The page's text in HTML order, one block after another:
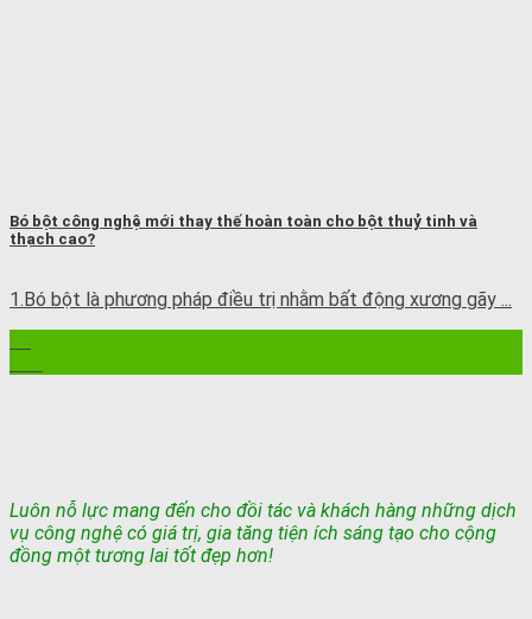
Bó bột công nghệ mới thay thế hoàn toàn cho bột thuỷ tinh và
thạch cao?
1.Bó bột là phương pháp điều trị nhằm bất động xương gãy ...
Luôn nỗ lực mang đến cho đồi tác và khách hàng những dịch
vụ công nghệ có giá trị, gia tăng tiện ích sáng tạo cho cộng
đồng một tương lai tốt đẹp hơn!